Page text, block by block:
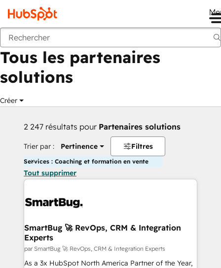
Retour
Tous les partenaires
solutions
Créer
2 247 résultats pour Partenaires solutions
Trier par : Pertinence Filtres
Services : Coaching et formation en vente
Tout supprimer
SmartBug 🚀 RevOps, CRM & Integration
Experts
par SmartBug 🚀 RevOps, CRM & Integration Experts
As a 3x HubSpot North America Partner of the Year,